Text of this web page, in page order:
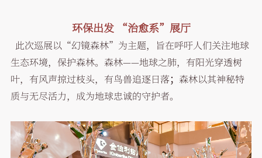
环保出发 “治愈系” 展厅
此次巡展以“幻镜森林”为主题，旨在呼吁人们关注地球
生态环境，保护森林。森林——地球之肺，有阳光穿透树
叶，有风声掠过枝头，有鸟兽追逐日落；森林以其神秘特
质与无尽活力，成为地球忠诚的守护者。